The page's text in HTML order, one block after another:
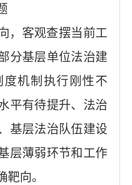
，客观查摆当前工
分基层单位法治建
机制执行刚性不
平有待提升、法治
基层法治队伍建设
层薄弱环节和工作
向。